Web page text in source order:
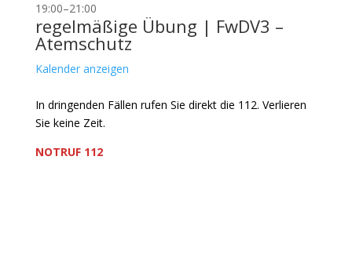
19:00–21:00
regelmäßige Übung | FwDV3 –
Atemschutz
Kalender anzeigen
In dringenden Fällen rufen Sie direkt die 112. Verlieren
Sie keine Zeit.
NOTRUF 112